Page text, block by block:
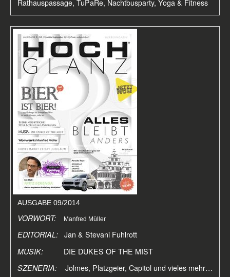
Rathauspassage, TuPaRe, Nachtbusparty, Yoga & Fitness
AUSGABE 09/2014
VORWORT: Manfred Müller
EDITORIAL: Jan & Stevani Fuhlrott
MUSIK: DIE DUKES OF THE MIST
SZENERIA: Jolmes, Platzgeier, Capitol und vieles mehr…